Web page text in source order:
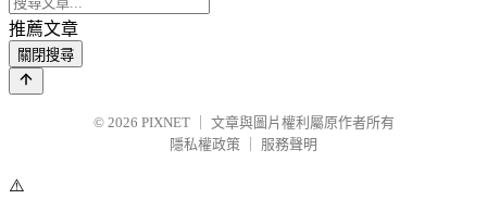
推薦文章
關閉搜尋
© 2026 PIXNET
文章與圖片權利屬原作者所有
隱私權政策
服務聲明
⚠️